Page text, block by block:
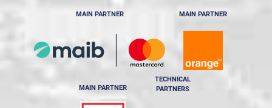
MAIN PARTNER MAIN PARTNER
MAIN PARTNER
TECHNICAL
PARTNERS